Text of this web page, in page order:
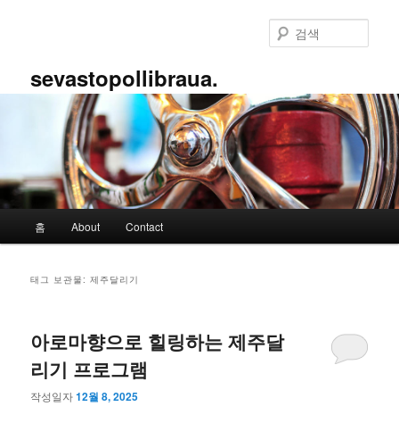
넘
넘
sevastopollibraua.
색
홈 About Contact
태그 보관물:제주달리기
아로마향으로 힐링하는 제주달
리기 프로그램
작성일자12월 8, 2025